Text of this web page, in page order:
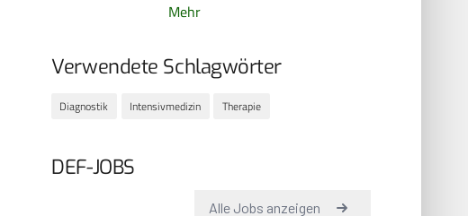
Mehr
Verwendete Schlagwörter
Diagnostik Intensivmedizin Therapie
DEF-JOBS